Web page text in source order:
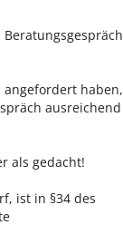
angefordert haben,
ausreichend
als gedacht!
ist in §34 des